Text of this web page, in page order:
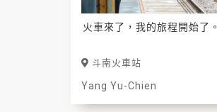
火車來了，我的旅程開始了。
斗南火車站
Yang Yu-Chien